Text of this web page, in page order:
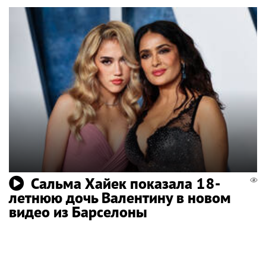
Сальма Хайек показала 18-
летнюю дочь Валентину в новом
видео из Барселоны